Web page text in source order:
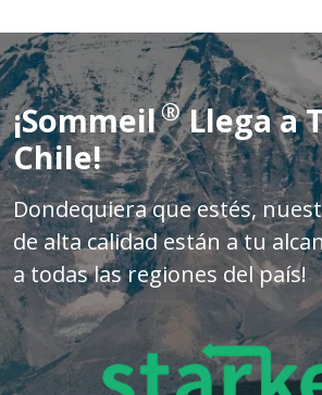
¡Sommeil®Llega a
Chile!
Dondequiera que estés,
de alta calidad están a tu
a todas las regiones del país!